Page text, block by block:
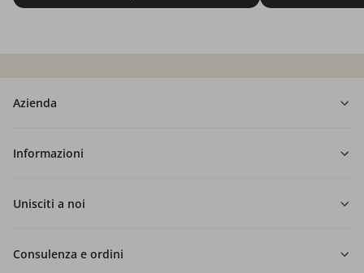
Azienda
Informazioni
Unisciti a noi
Consulenza e ordini